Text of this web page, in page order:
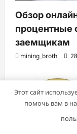
Обзор
процентные
заемщикам
mining_broth
Этот сайт
помочь вам в